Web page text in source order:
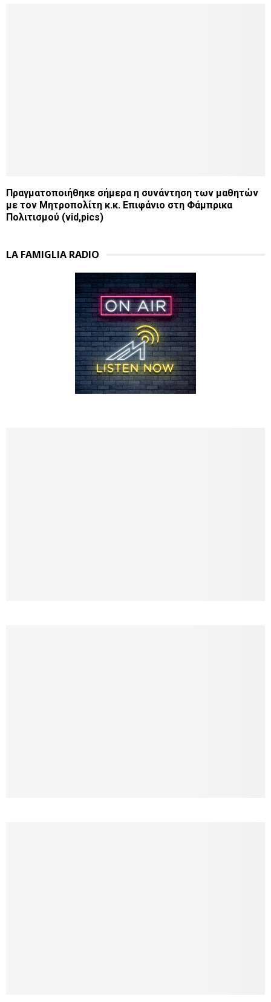
Πραγματοποιήθηκε σήμερα η συνάντηση των μαθητών
με τον Μητροπολίτη κ.κ. Επιφάνιο στη Φάμπρικα
Πολιτισμού (vid,pics)
LA FAMIGLIA RADIO